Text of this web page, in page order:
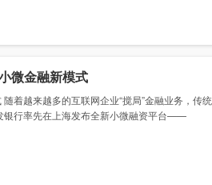
微金融新模式
着越来越多的互联网企业“搅局”金融业务，传统
银行率先在上海发布全新小微融资平台——